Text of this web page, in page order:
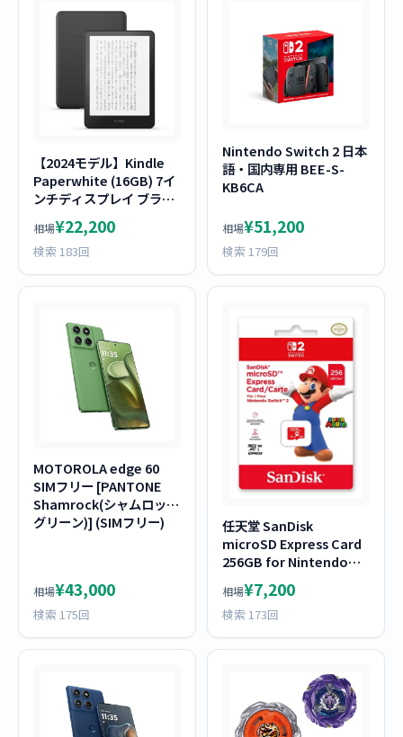
【2024モデル】Kindle
Paperwhite (16GB) 7イ
ンチディスプレイ ブラッ
相場¥22,200
検索 183回
Nintendo Switch 2 日本
語・国内専用 BEE-S-
KB6CA
相場¥51,200
検索 179回
MOTOROLA edge 60
SIMフリー [PANTONE
Shamrock(シャムロック
グリーン)] (SIMフリー)
相場¥43,000
検索 175回
任天堂 SanDisk
microSD Express Card
256GB for Nintendo
相場¥7,200
検索 173回